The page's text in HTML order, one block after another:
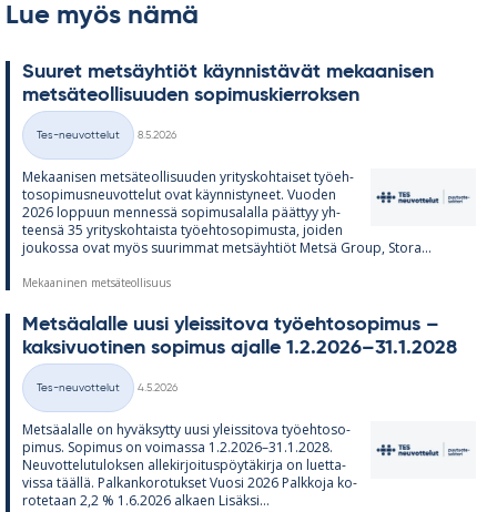
Lue myös nämä
Suu­ret met­säyh­tiöt käyn­nis­tä­vät me­kaa­ni­sen
met­sä­teol­li­suu­den so­pi­mus­kier­rok­sen
Kategoriat
Tes-neuvottelut
8.5.2026
Me­kaa­ni­sen met­sä­teol­li­suu­den yri­tys­koh­tai­set työ­eh­
to­so­pi­mus­neu­vot­te­lut ovat käyn­nis­ty­neet. Vuo­den
2026 lop­puun men­nessä so­pi­musa­lalla päät­tyy yh­
teensä 35 yri­tys­koh­taista työ­eh­to­so­pi­musta, joi­den
jou­kossa ovat myös suu­rim­mat met­säyh­tiöt Metsä Group, Stora...
Mekaaninen metsäteollisuus
Met­sä­alalle uusi yleis­si­tova työ­eh­to­so­pi­mus –
kak­si­vuo­ti­nen so­pi­mus ajalle 1.2.2026–31.1.2028
Kategoriat
Tes-neuvottelut
4.5.2026
Met­sä­alalle on hy­väk­sytty uusi yleis­si­tova työ­eh­to­so­
pi­mus. So­pi­mus on voi­massa 1.2.2026–31.1.2028.
Neu­vot­te­lu­tu­lok­sen al­le­kir­joi­tus­pöy­tä­kirja on luet­ta­
vissa täällä. Pal­kan­ko­ro­tuk­set Vuosi 2026 Palk­koja ko­
ro­te­taan 2,2 % 1.6.2026 al­kaen Li­säksi...